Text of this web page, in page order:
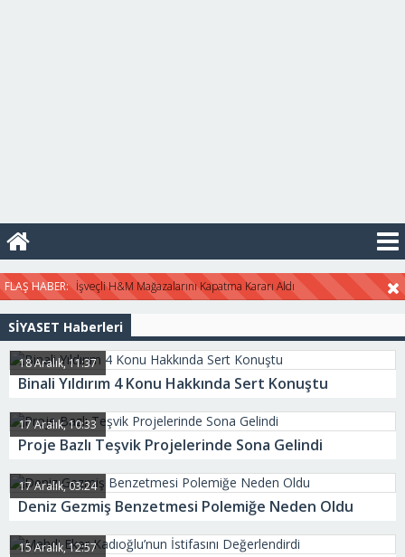
Çizildi
16:47 -Konut kredi faizleri
2019 yılında düşmeye başladı
FLAŞ HABER: İşveçli H&M Mağazalarını Kapatma Kararı Aldı
SİYASET Haberleri
18 Aralık, 11:37
Binali Yıldırım 4 Konu Hakkında Sert Konuştu
17 Aralık, 10:33
Proje Bazlı Teşvik Projelerinde Sona Gelindi
17 Aralık, 03:24
Deniz Gezmiş Benzetmesi Polemiğe Neden Oldu
15 Aralık, 12:57